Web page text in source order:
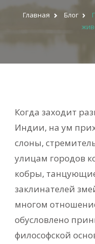
Главная Блог
Когда заходит
Индии, на ум
слоны,
улицам городов
кобры,
заклинателей
многом
обусловлено
философской